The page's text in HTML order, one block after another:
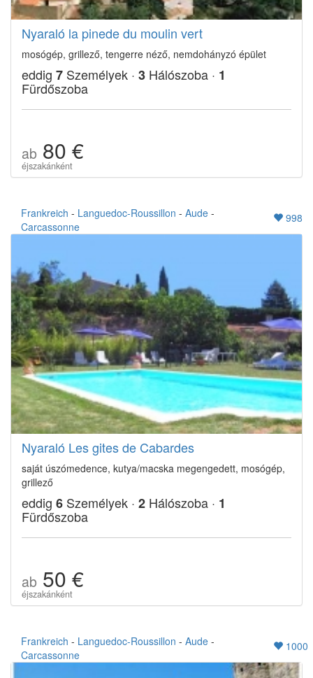
Nyaraló la pinede du moulin vert
mosógép, grillező, tengerre néző, nemdohányzó épület
eddig 7 Személyek · 3 Hálószoba · 1
Fürdőszoba
ab 80 €
éjszakánként
Frankreich - Languedoc-Roussillon - Aude -
Carcassonne
998
Nyaraló Les gites de Cabardes
saját úszómedence, kutya/macska megengedett, mosógép,
grillező
eddig 6 Személyek · 2 Hálószoba · 1
Fürdőszoba
ab 50 €
éjszakánként
Frankreich - Languedoc-Roussillon - Aude -
Carcassonne
1000